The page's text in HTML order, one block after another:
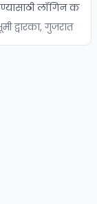
लॉगिन करा
द्वारका, गुजरात